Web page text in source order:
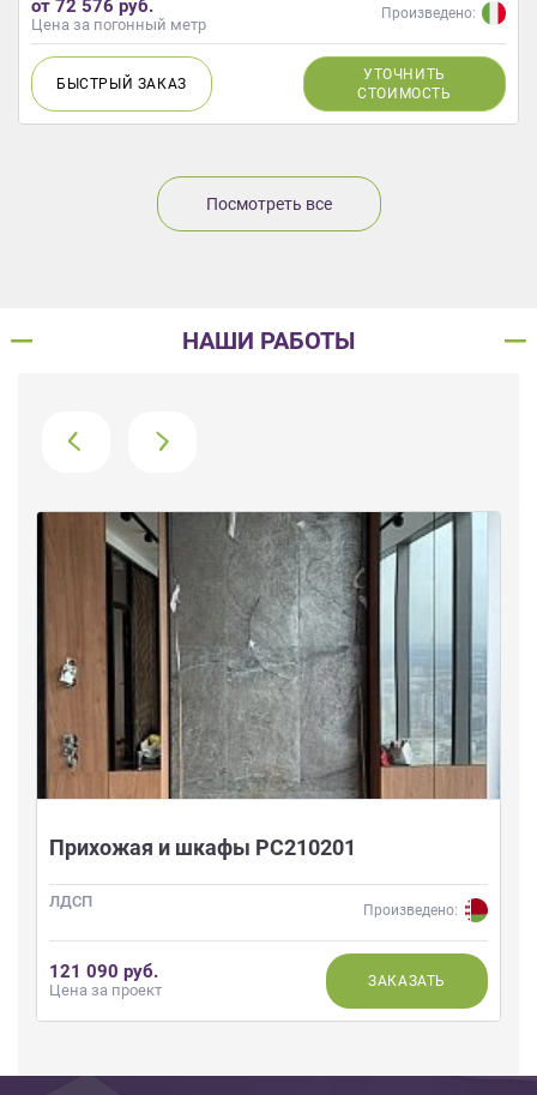
от 72 576 руб.
Цена за погонный метр
Произведено:
БЫСТРЫЙ ЗАКАЗ
УТОЧНИТЬ
СТОИМОСТЬ
Посмотреть все
НАШИ РАБОТЫ
Прихожая и шкафы РС210201
ЛДСП Произведено:
121 090 руб.
Цена за проект ЗАКАЗАТЬ